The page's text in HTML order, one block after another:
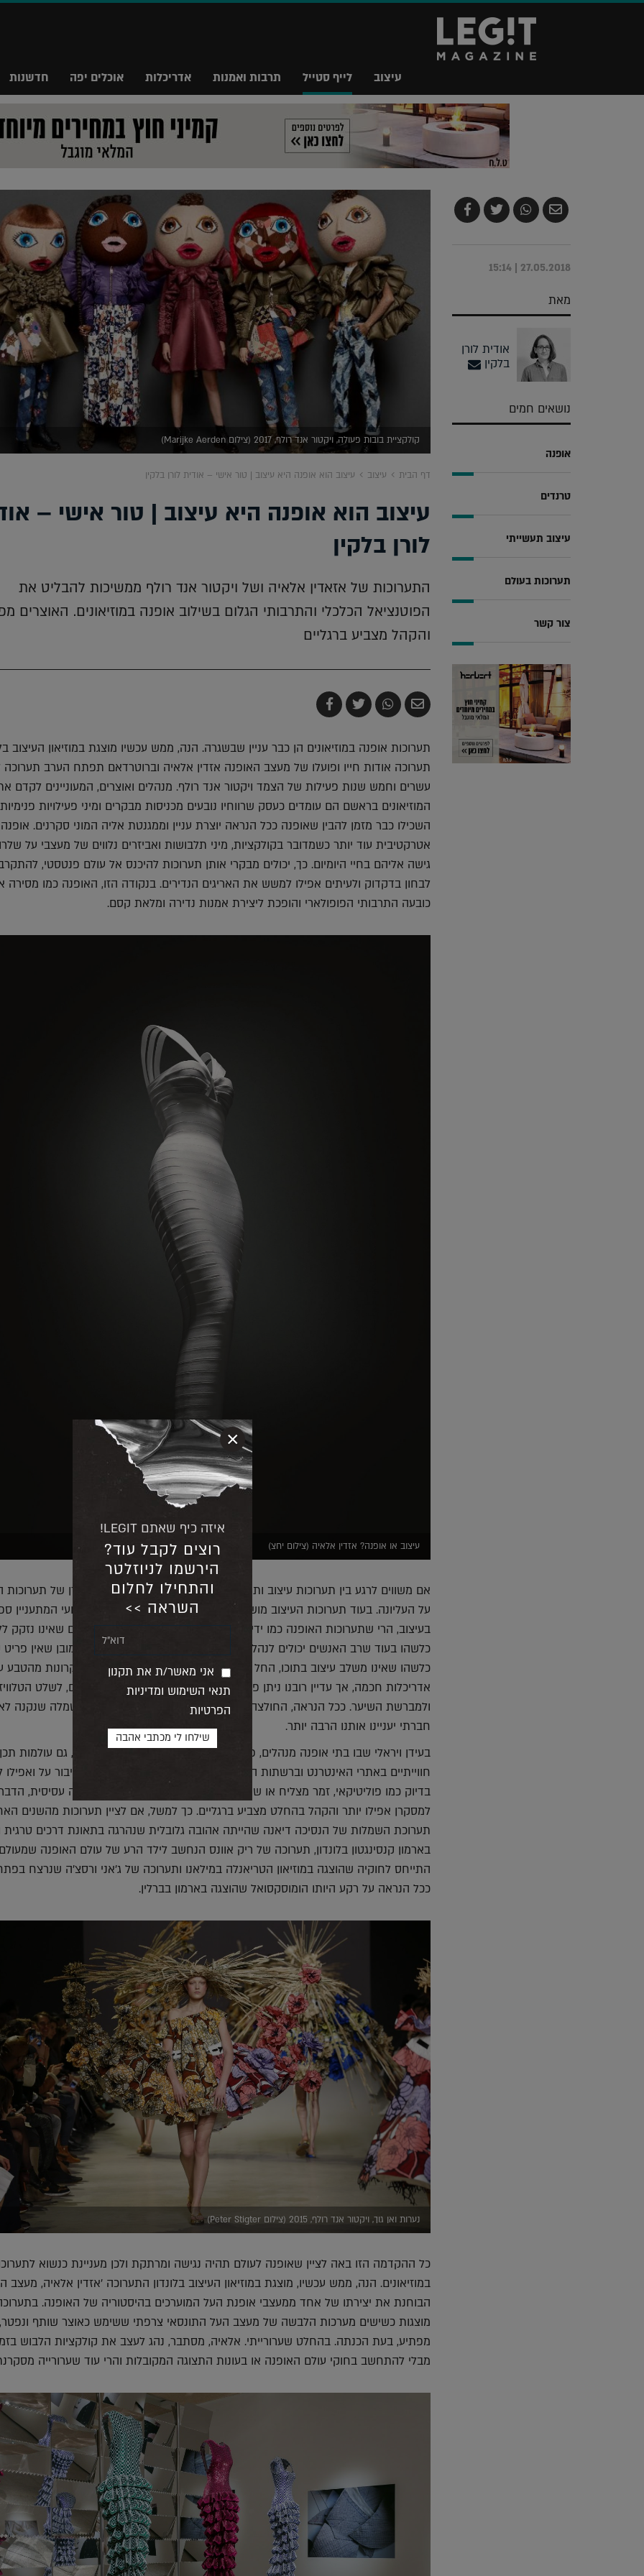
עיצוב לייף סטייל תרבות ואמנות אדריכלות אוכלים יפה חדשנות
קולקציית בובות פעולה, ויקטור אנד רולף, 2017 (צילום Marijke Aerden)
דף הבית עיצוב עיצוב הוא אופנה היא עיצוב | טור אישי – אודית לורן בלקין
עיצוב הוא אופנה היא עיצוב | טור אישי –
לורן בלקין
התערוכות של אזאדין אלאיה ושל ויקטור אנד רולף ממשיכות להבליט את
הפוטנציאל הכלכלי והתרבותי הגלום בשילוב אופנה במוזיאונים. האוצרים
והקהל מצביע ברגליים
שלח
בדואר
שתף
ב-
צייץ
ב-
שתף
ב-
תערוכות אופנה במוזיאונים הן כבר עניין שבשגרה. הנה, ממש עכשיו מוצגת במוזיאון העיצוב
תערוכה אודות חייו ופועלו של מעצב האופנה אזדין אלאיה וברוטרדאם תפתח הערב תערוכה
עשרים וחמש שנות פעילות של הצמד ויקטור אנד רולף. מנהלים ואוצרים, המעוניינים לקדם
המוזיאונים בראשם הם עומדים כעסק שרווחיו נובעים מכניסות מבקרים ומיני פעילויות
השכילו כבר מזמן להבין שאופנה ככל הנראה יוצרת עניין וממגנטת אליה המוני סקרנים.
אטרקטיבית עוד יותר כשמדובר בקולקציות, מיני תלבושות ואביזרים נלווים של מעצבי על
גישה אליהם בחיי היומיום. כך, יכולים מבקרי אותן תערוכות להיכנס אל עולם פנטסטי,
לבחון בדקדוק ולעיתים אפילו למשש את האריגים הנדירים. בנקודה הזו, האופנה כמו מסירה
כובעה התרבותי הפופולארי והופכת ליצירת אמנות נדירה ומלאת קסם.
עיצוב או אופנה? אזדין אלאיה (צילום יחצ)
אם משווים לרגע בין תערוכות עיצוב ותערוכות אופנה, נראה אפילו שלעיתים ידן של תערוכות
על העליונה. בעוד תערוכות העיצוב מושכות אליהן לרב קהל ממוקד יותר, מקצועי המתעניין
בעיצוב, הרי שתערוכות האופנה כמו ידידותיות יותר ולו בשל העובדה שאין אדם שאינו נזקק
כלשהו בעוד שרב האנשים יכולים לנהל חיים שלמים מבלי להתעניין בעיצוב. כמובן שאין פריט
כלשהו שאינו משלב עיצוב בתוכו, החל מאבן הצור שהפכה לסכין ועד יישום עקרונות מהטבע
אדריכלות חכמה, אך עדיין רובנו ניתן פחות את הדעה לעט שבה אנחנו כותבים, לשלט
ולמברשת השיער. ככל הנראה, החולצה שאנחנו בוחרים ללבוש לעבודה או השמלה שנקנה
חברתי יעניינו אותנו הרבה יותר.
בעידן ויראלי שבו בתי אופנה מנהלים, פרט לקולקציות ותצוגות אופנה עונתיות, גם עולמות תכן
חווייתיים באתרי האינטרנט וברשתות החברתיות, הופך מעצב האופנה למאין גיבור על ואפילו
בדיוק כמו פוליטיקאי, זמר מצליח או שחקן כדורגל. כשמעורבת בעניין שערורייה עסיסית,
למסקרן אפילו יותר והקהל בהחלט מצביע ברגליים. כך למשל, אם לציין תערוכות מהשנים
תערוכת השמלות של הנסיכה דיאנה שהייתה אהובה גלובלית שנהרגה בתאונת דרכים טרגית
בארמון קנסינגטון בלונדון, תערוכה של ריק אוונס הנחשב לילד הרע של עולם האופנה
התייחס לחוקיה שהוצגה במוזיאון הטריאנלה במילאנו ותערוכה של ג'אני ורסצ'ה שנרצח
ככל הנראה על רקע היותו הומוסקסואל שהוצגה בארמון בברלין.
נערות ואן גוך, ויקטור אנד רולף, 2015 (צילום Peter Stigter)
כל ההקדמה הזו באה לציין שאופנה לעולם תהיה נגישה ומרתקת ולכן מעניינת כנשוא
במוזיאונים. הנה, ממש עכשיו, מוצגת במוזיאון העיצוב בלונדון התערוכה 'אזדין אלאיה, מעצב
הבוחנת את יצירתו של אחד ממעצבי אופנת העל המוערכים בהיסטוריה של האופנה.
מוצגות כשישים מערכות הלבשה של מעצב העל התונסאי צרפתי ששימש כאוצר שותף
מפתיע, בעת הכנתה. בהחלט שערורייתי. אלאיה, מסתבר, נהג לעצב את קולקציות הלבוש
מבלי להתחשב בחוקי עולם האופנה או בעונות התצוגה המקובלות והרי עוד שערורייה
שלח
בדואר
שתף
ב-
צייץ
ב-
שתף
ב-
27.05.2018 | 15:14
מאת
אודית לורן
בלקין
נושאים חמים
אופנה
טרנדים
עיצוב תעשייתי
תערוכות בעולם
צור קשר
איזה כיף שאתם LEGIT!
רוצים לקבל עוד?
הירשמו לניוזלטר
והתחילו לחלום
השראה >>
אני מאשר/ת את תקנון
תנאי השימוש ומדיניות
הפרטיות
×